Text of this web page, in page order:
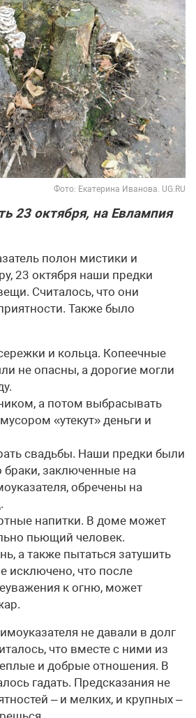
Фото: Екатерина Иванова. UG.RU
23 октября, на Евлампия
полон мистики и
23 октября наши предки
Считалось, что они
Также было
и кольца. Копеечные
не опасны, а дорогие могли
а потом выбрасывать
«утекут» деньги и
свадьбы. Наши предки были
браки, заключенные на
обречены на
напитки. В доме может
пьющий человек.
а также пытаться затушить
исключено, что после
к огню, может
не давали в долг
что вместе с ними из
и добрые отношения. В
гадать. Предсказания не
– и мелких, и крупных –